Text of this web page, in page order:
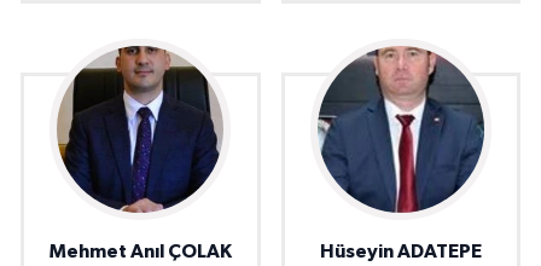
Mehmet Anıl ÇOLAK
Hüseyin ADATEPE